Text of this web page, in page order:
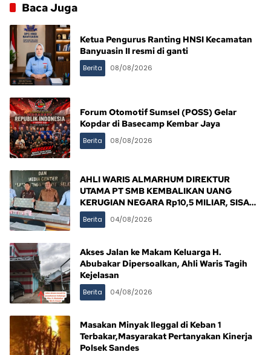
Baca Juga
Ketua Pengurus Ranting HNSI Kecamatan
Banyuasin II resmi di ganti
Berita 08/08/2026
Forum Otomotif Sumsel (POSS) Gelar
Kopdar di Basecamp Kembar Jaya
Berita 08/08/2026
AHLI WARIS ALMARHUM DIREKTUR
UTAMA PT SMB KEMBALIKAN UANG
KERUGIAN NEGARA Rp10,5 MILIAR, SISA
Berita 04/08/2026
Akses Jalan ke Makam Keluarga H.
Abubakar Dipersoalkan, Ahli Waris Tagih
Kejelasan
Berita 04/08/2026
Masakan Minyak Ileggal di Keban 1
Terbakar,Masyarakat Pertanyakan Kinerja
Polsek Sandes